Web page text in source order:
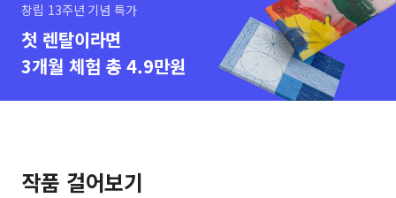
창립 13주년 기념 특가
첫 렌탈이라면
3개월 체험 총 4.9만원
작품 걸어보기